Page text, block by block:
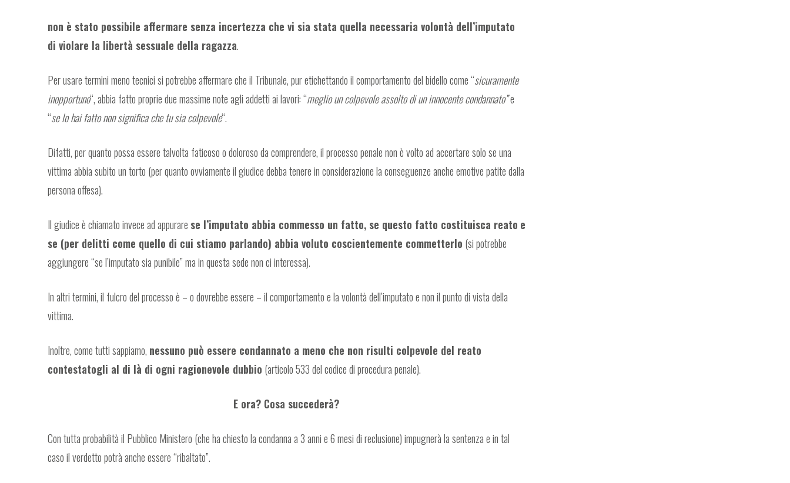
non è stato possibile affermare senza incertezza che vi sia stata quella necessaria volontà dell’imputato
di violare la libertà sessuale della ragazza.
Per usare termini meno tecnici si potrebbe affermare che il Tribunale, pur etichettando il comportamento del bidello come “sicuramente
inopportuno“, abbia fatto proprie due massime note agli addetti ai lavori: “meglio un colpevole assolto di un innocente condannato”e
“se lo hai fatto non significa che tu sia colpevole“.
Difatti, per quanto possa essere talvolta faticoso o doloroso da comprendere, il processo penale non è volto ad accertare solo se una
vittima abbia subito un torto (per quanto ovviamente il giudice debba tenere in considerazione la conseguenze anche emotive patite dalla
persona offesa).
Il giudice è chiamato invece ad appurare se l’imputato abbia commesso un fatto, se questo fatto costituisca reato e
se (per delitti come quello di cui stiamo parlando) abbia voluto coscientemente commetterlo (si potrebbe
aggiungere “se l’imputato sia punibile” ma in questa sede non ci interessa).
In altri termini, il fulcro del processo è – o dovrebbe essere – il comportamento e la volontà dell’imputato e non il punto di vista della
vittima.
Inoltre, come tutti sappiamo, nessuno può essere condannato a meno che non risulti colpevole del reato
contestatogli al di là di ogni ragionevole dubbio (articolo 533 del codice di procedura penale).
E ora? Cosa succederà?
Con tutta probabilità il Pubblico Ministero (che ha chiesto la condanna a 3 anni e 6 mesi di reclusione) impugnerà la sentenza e in tal
caso il verdetto potrà anche essere “ribaltato”.